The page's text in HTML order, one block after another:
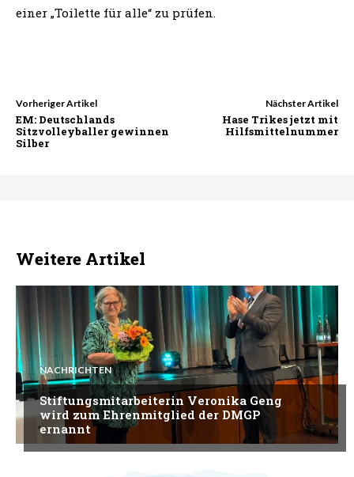
einer „Toilette für alle“ zu prüfen.
Vorheriger Artikel
EM: Deutschlands
Sitzvolleyballer gewinnen
Silber
Nächster Artikel
Hase Trikes jetzt mit
Hilfsmittelnummer
Weitere Artikel
NACHRICHTEN
Stiftungsmitarbeiterin Veronika Geng
wird zum Ehrenmitglied der DMGP
ernannt